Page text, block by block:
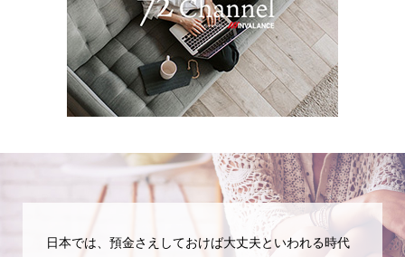
日本では、預金さえしておけば大丈夫といわれる時代